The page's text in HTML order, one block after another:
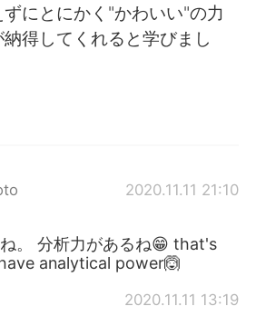
Indonesia
にとにかく"かわいい"の力
得してくれると学びまし
2020.11.11 21:10
。 分析力があるね😁 that's
analytical power🙆
2020.11.11 13:19